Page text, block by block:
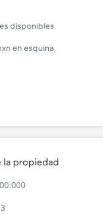
disponibles
en esquina
la propiedad